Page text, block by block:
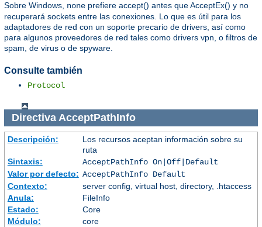
Sobre Windows, none prefiere accept() antes que AcceptEx() y no
recuperará sockets entre las conexiones. Lo que es útil para los
adaptadores de red con un soporte precario de drivers, así como
para algunos proveedores de red tales como drivers vpn, o filtros de
spam, de virus o de spyware.
Consulte también
Protocol
Directiva AcceptPathInfo
Descripción:
Los recursos aceptan información sobre su
ruta
Sintaxis:
AcceptPathInfo On|Off|Default
Valor por defecto: AcceptPathInfo Default
Contexto:
server config, virtual host, directory, .htaccess
Anula:
FileInfo
Estado:
Core
Módulo:
core